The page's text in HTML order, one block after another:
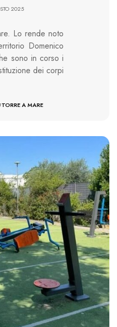
2025
Lo rende noto
Domenico
sono in corso i
dei corpi
TORRE A MARE